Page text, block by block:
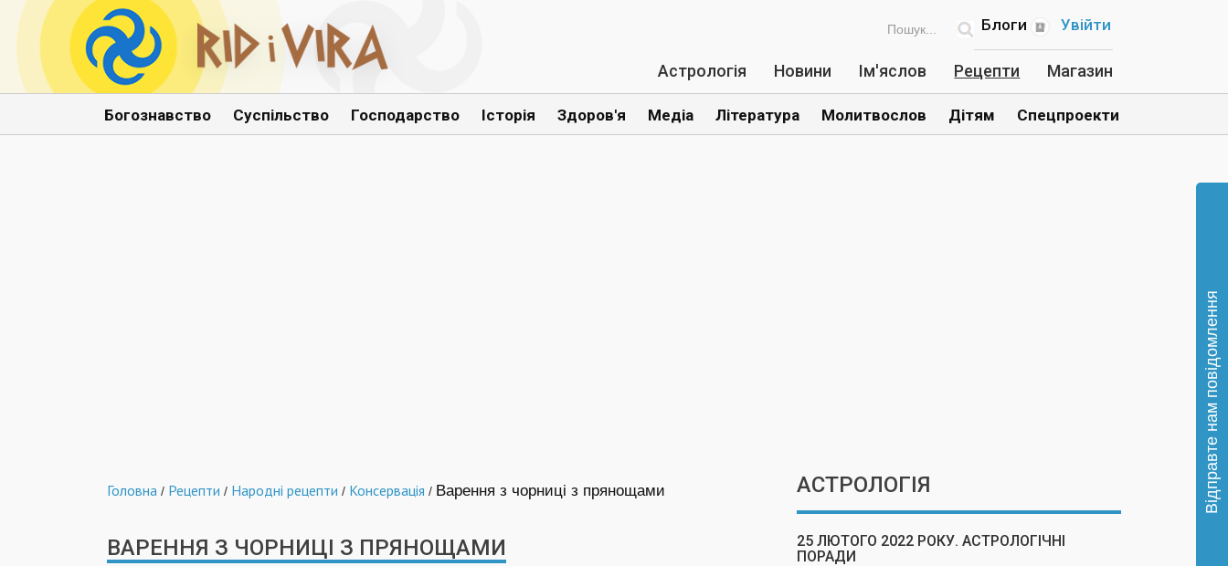
Увійти
Блоги
Астрологія Новини Ім'яслов Рецепти Магазин
Богознавство Суспільство Господарство Історія Здоров'я Медіа Література Молитвослов Дітям Спецпроекти
Головна / Рецепти / Народні рецепти / Консервація / Варення з чорниці з прянощами
ВАРЕННЯ З ЧОРНИЦІ З ПРЯНОЩАМИ
АСТРОЛОГІЯ
25 ЛЮТОГО 2022 РОКУ. АСТРОЛОГІЧНІ
ПОРАДИ
Відправте нам повідомлення